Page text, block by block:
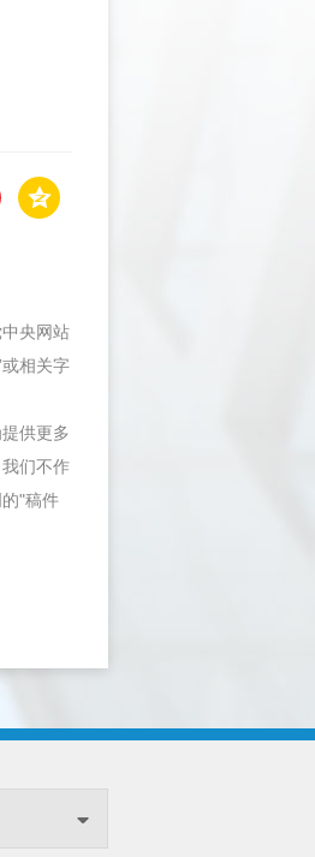
央网站
相关字
供更多
们不作
"稿件